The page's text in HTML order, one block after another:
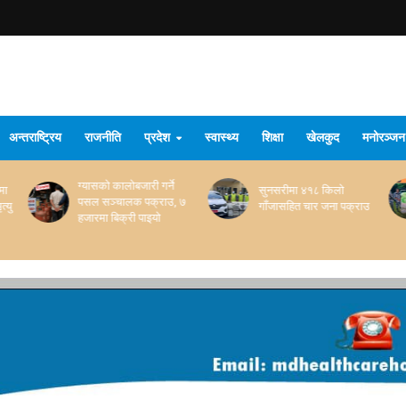
अन्तराष्ट्रिय राजनीति प्रदेश स्वास्थ्य शिक्षा खेलकुद मनोरञ्जन
सुनसरीमा ४१८ किलो
गाँजासहित चार जना पक्राउ
सप्तरीमा सशस्त्र प्रहरीद्वारा
१९० किलो गाँजा बरामद